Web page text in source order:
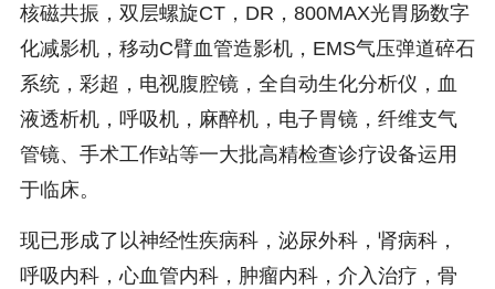
核磁共振，双层螺旋CT，DR，800MAX光胃肠数字
化减影机，移动C臂血管造影机，EMS气压弹道碎石
系统，彩超，电视腹腔镜，全自动生化分析仪，血
液透析机，呼吸机，麻醉机，电子胃镜，纤维支气
管镜、手术工作站等一大批高精检查诊疗设备运用
于临床。
现已形成了以神经性疾病科，泌尿外科，肾病科，
呼吸内科，心血管内科，肿瘤内科，介入治疗，骨